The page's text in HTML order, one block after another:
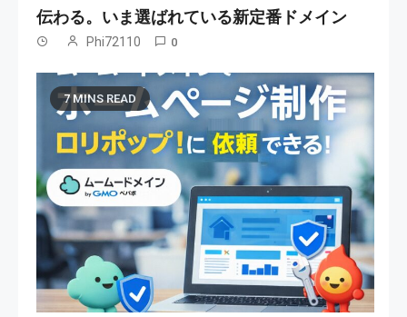
伝わる。いま選ばれている新定番ドメイン
Phi72110 0
7 MINS READ